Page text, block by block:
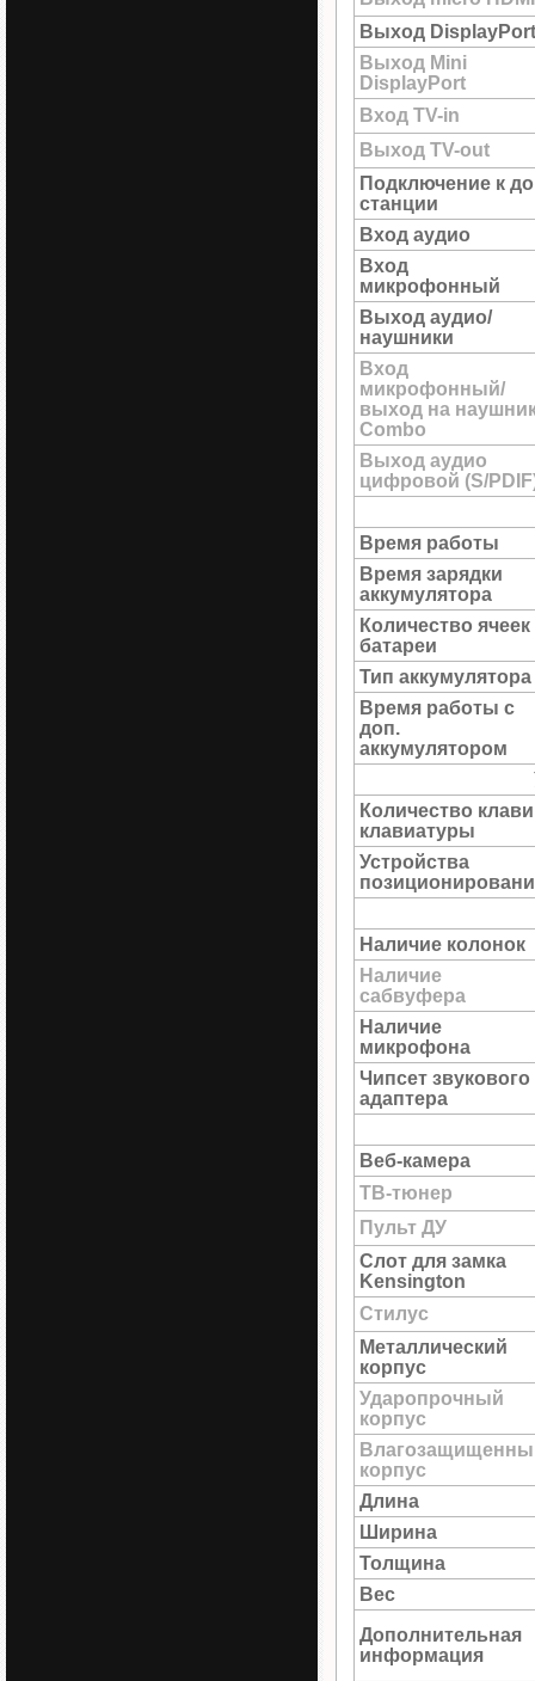
Выход DisplayPort
Выход Mini
DisplayPort
Вход TV-in
Выход TV-out
Подключение к
станции
Вход аудио
Вход
микрофонный
Выход аудио/
наушники
Вход
микрофонный/
выход на
Combo
Выход аудио
цифровой (S/
Время работы
Время зарядки
аккумулятора
Количество ячеек
батареи
Тип аккумулятора
Время работы с
доп.
аккумулятором
Количество
клавиатуры
Устройства
Наличие колонок
Наличие
сабвуфера
Наличие
микрофона
Чипсет звукового
адаптера
Веб-камера
ТВ-тюнер
Пульт ДУ
Слот для замка
Kensington
Стилус
Металлический
корпус
Ударопрочный
корпус
корпус
Длина
Ширина
Толщина
Вес
Дополнительная
информация